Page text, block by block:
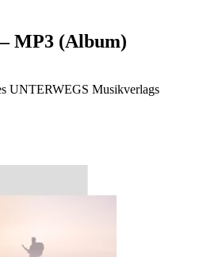
MP3 (Album)
UNTERWEGS Musikverlags